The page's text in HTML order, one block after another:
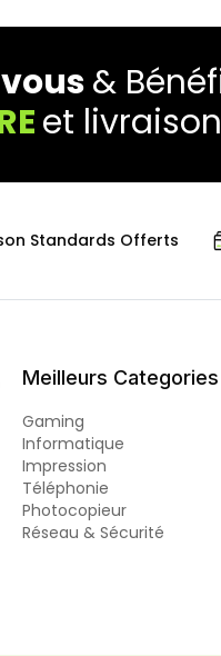
&
et
Standards Offerts
Meilleurs Categories
Gaming
Informatique
Impression
Téléphonie
Photocopieur
Réseau & Sécurité